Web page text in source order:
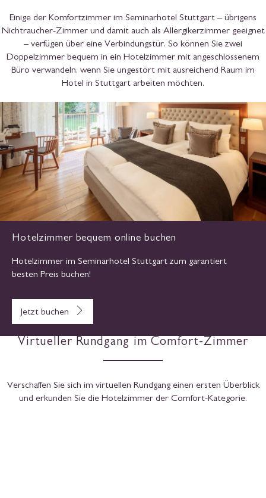
Egal, ob Sie Seminar, Konferenz, Meeting, Incentive, Firmenevent,
Hausmesse, Produktpräsentation, Firmenjubiläum, Teambuilding oder
Workshop im Seminarhotel Stuttgart planen: In unserem Tagungs-
und Seminarhotel in Stuttgart übernachten Sie in bequemen und
qualitativ hochwertigsten Betten. So sind Sie morgens fit und
Konferenz- oder Businesshotel in Stuttgart für Ihre Konferenz oder
Ihre Geschäftsreise suchen, sind die großzügigen Hotelzimmer eine
gute Wahl. Freuen Sie sich auf eine gemütliche und behagliche
Atmosphäre, in der Sie sich abends nach Seminar, Tagung und
Konferenz oder nach langen Autofahrten entspannen und ausruhen
können.
Einige der Komfortzimmer im Seminarhotel Stuttgart – übrigens
Nichtraucher-Zimmer und damit auch als Allergikerzimmer geeignet
– verfügen über eine Verbindungstür. So können Sie zwei
Doppelzimmer bequem in ein Hotelzimmer mit angeschlossenem
Hotel in Stuttgart arbeiten möchten.